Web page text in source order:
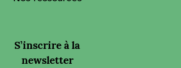
S’inscrire à la
newsletter